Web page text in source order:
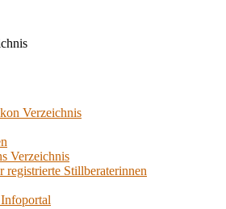
Verzeichnis
Verzeichnis
regis­trier­te Stillberaterinnen